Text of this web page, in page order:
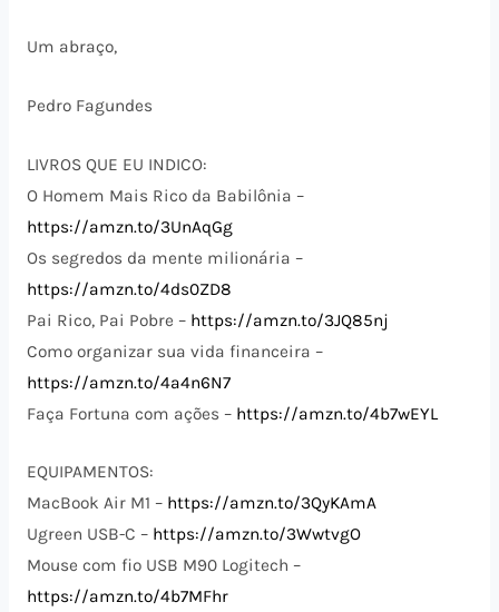
Um abraço,
Pedro Fagundes
LIVROS QUE EU INDICO:
O Homem Mais Rico da Babilônia –
https://amzn.to/3UnAqGg
Os segredos da mente milionária –
https://amzn.to/4ds0ZD8
Pai Rico, Pai Pobre – https://amzn.to/3JQ85nj
Como organizar sua vida financeira –
https://amzn.to/4a4n6N7
Faça Fortuna com ações – https://amzn.to/4b7wEYL
EQUIPAMENTOS:
MacBook Air M1 – https://amzn.to/3QyKAmA
Ugreen USB-C – https://amzn.to/3WwtvgO
Mouse com fio USB M90 Logitech –
https://amzn.to/4b7MFhr